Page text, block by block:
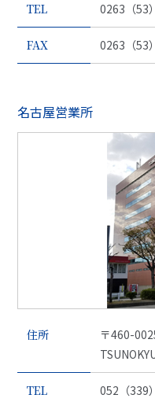
TEL 0263（53
FAX 0263（53
名古屋営業所
住所
〒460-
TEL 052（339